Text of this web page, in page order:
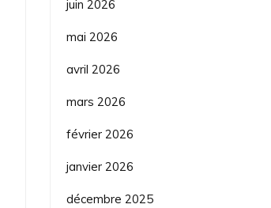
juin 2026
mai 2026
avril 2026
mars 2026
février 2026
janvier 2026
décembre 2025